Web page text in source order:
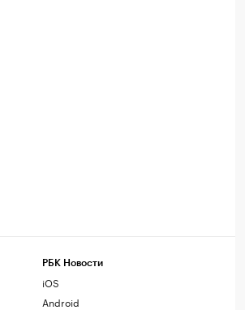
РБК Новости
iOS
Android